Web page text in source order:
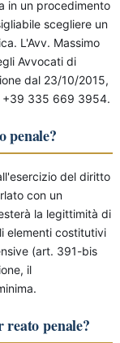
in un procedimento
scegliere un
L'Avv. Massimo
Avvocati di
dal 23/10/2015,
+39 335 669 3954.
penale?
del diritto
con un
la legittimità di
elementi costitutivi
(art. 391-bis
il
penale?